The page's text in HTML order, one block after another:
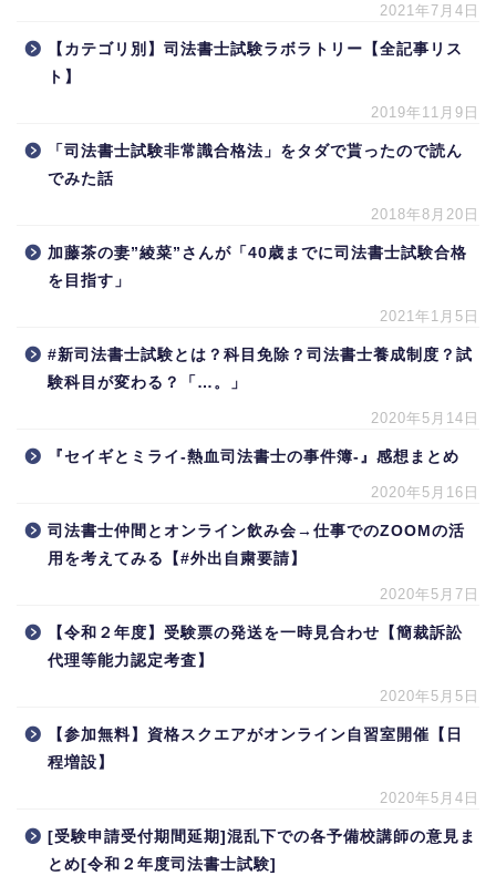
2021年7月4日
【カテゴリ別】司法書士試験ラボラトリー【全記事リス
ト】
2019年11月9日
「司法書士試験非常識合格法」をタダで貰ったので読ん
でみた話
2018年8月20日
加藤茶の妻”綾菜”さんが「40歳までに司法書士試験合格
を目指す」
2021年1月5日
#新司法書士試験とは？科目免除？司法書士養成制度？試
験科目が変わる？「…。」
2020年5月14日
『セイギとミライ-熱血司法書士の事件簿-』感想まとめ
2020年5月16日
司法書士仲間とオンライン飲み会→仕事でのZOOMの活
用を考えてみる【#外出自粛要請】
2020年5月7日
【令和２年度】受験票の発送を一時見合わせ【簡裁訴訟
代理等能力認定考査】
2020年5月5日
【参加無料】資格スクエアがオンライン自習室開催【日
程増設】
2020年5月4日
[受験申請受付期間延期]混乱下での各予備校講師の意見ま
とめ[令和２年度司法書士試験]